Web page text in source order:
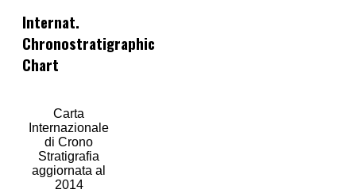
Internat.
Chronostratigraphic
Chart
Carta
Internazionale
di Crono
Stratigrafia
aggiornata al
2014